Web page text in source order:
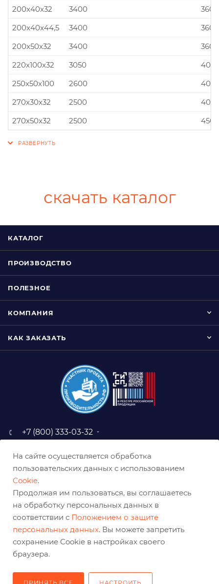
200x40x32
3400
200x40x44,5
3400
200x50x32
3400
220x100x32
3050
250x50x100
2600
270x30x32
2500
270x50x32
2500
скачать каталог
КАТАЛОГ
ПРОИЗВОДСТВО
ПОЛЕЗНОЕ
КОМПАНИЯ
КАК ЗАКАЗАТЬ
+7 (800) 333-03-32
baz@belabraziv.ru
308009, Россия, г. Белгород,
На сайте осуществляется обработка
пользовательских данных с использованием
Cookie.
Продолжая им пользоваться, вы соглашаетесь
на обработку персональных данных в
соответствии с Положением о защите
персональных данных. Вы можете запретить
сохранение Cookie в настройках своего
браузера.